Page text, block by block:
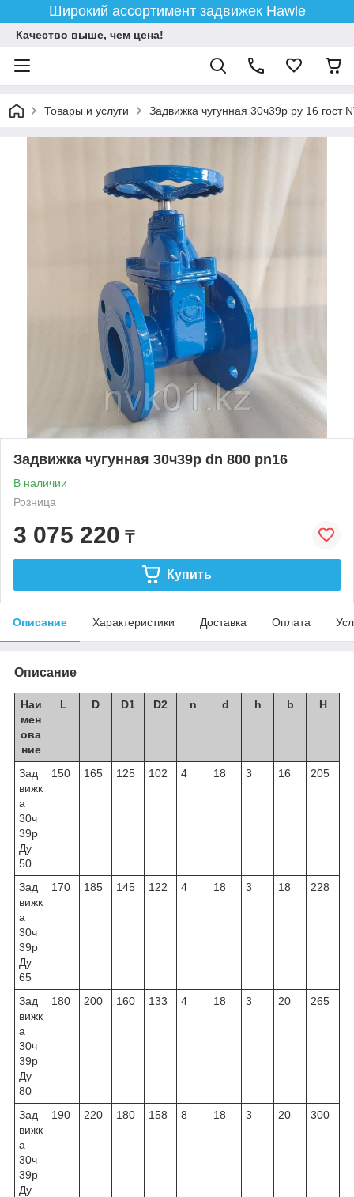
Широкий ассортимент задвижек Hawle
Качество выше, чем цена!
Товары и услуги Задвижка чугунная 30ч39р ру 16 гост
Задвижка чугунная 30ч39р dn 800 pn16
В наличии
Розница
3 075 220 ₸
Купить
Описание Характеристики Доставка Оплата
Описание
Наи
мен
ова
ние
L D D1 D2 n d h b H
Зад
вижк
а
30ч
39р
Ду
50
150 165 125 102 4 18 3 16 205
Зад
вижк
а
30ч
39р
Ду
65
170 185 145 122 4 18 3 18 228
Зад
вижк
а
30ч
39р
Ду
80
180 200 160 133 4 18 3 20 265
Зад
вижк
а
30ч
39р
Ду
190 220 180 158 8 18 3 20 300